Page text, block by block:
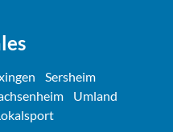
Sersheim
Umland